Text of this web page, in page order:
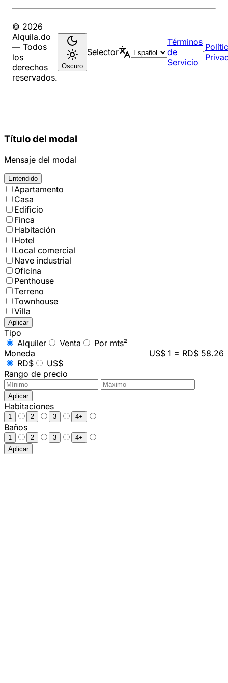
© 2026
Alquila.do
— Todos
los
derechos
reservados.
Oscuro
Selector
Términos
de
Servicio
·
Título del modal
Mensaje del modal
Entendido
Apartamento
Casa
Edificio
Finca
Habitación
Hotel
Local comercial
Nave industrial
Oficina
Penthouse
Terreno
Townhouse
Villa
Aplicar
Tipo
Alquiler
Venta
Por mts²
Moneda
US$ 1 = RD$ 58.26
RD$
US$
Rango de precio
Aplicar
Habitaciones
1 2 3 4+
Baños
1 2 3
4+
Aplicar